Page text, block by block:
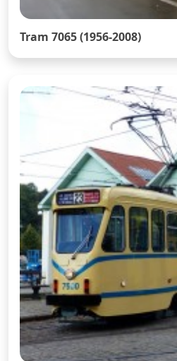
Tram 7065 (1956-2008)